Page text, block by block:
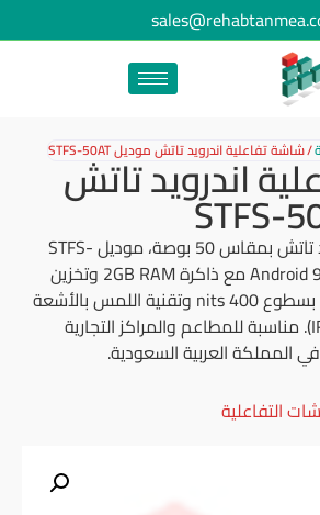
/شاشة تفاعلية اندرويد تاتش موديل STFS-50AT
اندرويد تاتش
شاشة تفاعلية أندرويد تاتش بمقاس 50 بوصة، موديل STFS-
50AT. تعمل بنظام Android 9.0 مع ذاكرة 2GB RAM وتخزين
16GB ROM. لوحة LG بسطوع 400 nits وتقنية اللمس بالأشعة
تحت الحمراء (IR Touch). مناسبة للمطاعم والمراكز التجارية
في المملكة العربية السعودية.
التفاعلية